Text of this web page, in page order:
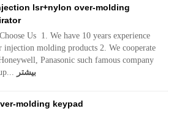
lsr+nylon over-molding
Us 1. We have 10 years experience
injection molding products 2. We cooperate
Panasonic such famous company
بیشتر
molding keypad